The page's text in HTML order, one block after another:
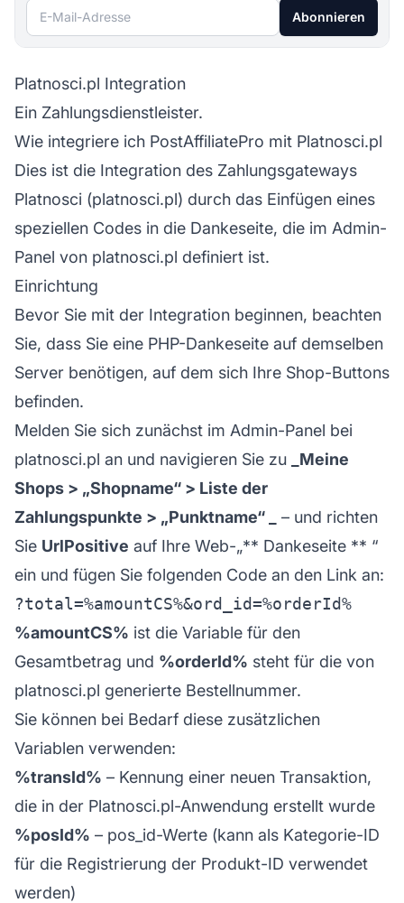
E-Mail-Adresse Abonnieren
Platnosci.pl Integration
Ein Zahlungsdienstleister.
Wie integriere ich PostAffiliatePro mit Platnosci.pl
Dies ist die Integration des Zahlungsgateways
Platnosci (platnosci.pl) durch das Einfügen eines
speziellen Codes in die Dankeseite, die im Admin-
Panel von platnosci.pl definiert ist.
Einrichtung
Bevor Sie mit der Integration beginnen, beachten
Sie, dass Sie eine PHP-Dankeseite auf demselben
Server benötigen, auf dem sich Ihre Shop-Buttons
befinden.
Melden Sie sich zunächst im Admin-Panel bei
platnosci.pl an und navigieren Sie zu
_Meine
Shops > „Shopname“ > Liste der
Zahlungspunkte > „Punktname“ _
– und richten
Sie UrlPositive auf Ihre Web-„** Dankeseite ** “
ein und fügen Sie folgenden Code an den Link an:
%amountCS% ist die Variable für den
Gesamtbetrag und %orderId% steht für die von
platnosci.pl generierte Bestellnummer.
Sie können bei Bedarf diese zusätzlichen
Variablen verwenden:
%transId% – Kennung einer neuen Transaktion,
die in der Platnosci.pl-Anwendung erstellt wurde
%posId% – pos_id-Werte (kann als Kategorie-ID
für die Registrierung der Produkt-ID verwendet
werden)